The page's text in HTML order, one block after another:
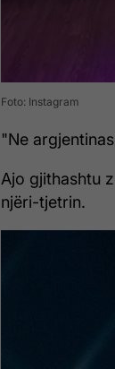
Foto: Instagram
"Ne
Ajo gjithashtu
njëri-tjetrin.